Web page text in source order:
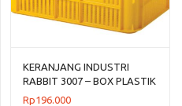
KERANJANG INDUSTRI
RABBIT 3007 – BOX PLASTIK
CONTAINER INDUSTRIAL
Rp196.000